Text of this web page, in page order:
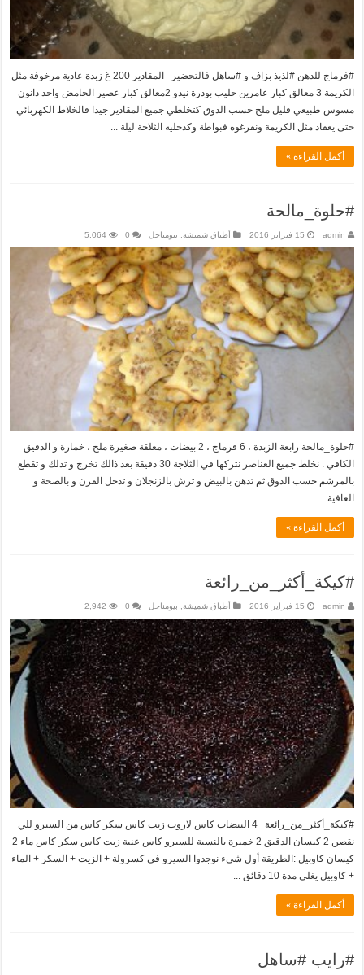
#فرماج للدهن #لذيذ بزاف و #ساهل فالتحضير المقادير 200 غ زبدة عادية مرخوفة مثل
الكريمة 3 معالق كبار عامرين حليب بودرة نيدو 2معالق كبار عصير الحامض واحد دانون
مسوس طبيعي قليل ملح حسب الدوق كتخلطي جميع المقادير جيدا فالخلاط الكهربائي
حتى يعقاد مثل الكريمة ونفرغوه فبواطة وكدخليه الثلاجة ليلة ...
أكمل القراءة »
#حلوة_مالحة
admin 15 فبراير 2016 أطباق شميشة بيومناحل 0
5,064
#حلوة_مالحة رابعة الزبدة ، 6 فرماج ، 2 بيضات ، معلقة صغيرة ملح ، خمارة و الدقيق
الكافي . نخلط جميع العناصر نتركها في الثلاجة 30 دقيقة بعد ذالك تخرج و تدلك و تقطع
بالمرشم حسب الذوق ثم تذهن بالبيض و ترش بالزنجلان و تدخل الفرن و بالصحة و
العافية
أكمل القراءة »
#كيكة_أكثر_من_رائعة
admin 15 فبراير 2016 أطباق شميشة, بيومناحل 0
2,942
#كيكة_أكثر_من_رائعة 4 البيضات كاس لاروب زيت كاس سكر كاس من السيرو للي
نقصن 2 كيسان الدقيق 2 خميرة بالنسبة للسيرو كاس عنبة زيت كاس سكر كاس ماء 2
كيسان كاوبيل :الطريقة أول شيء نوجدوا السيرو في كسرولة + الزيت + السكر + الماء
+ كاوبيل يغلى مدة 10 دقائق ...
أكمل القراءة »
#رايب #ساهل